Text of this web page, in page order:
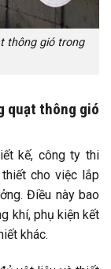
thông gió trong
quạt thông gió
kế, công ty thi
cho việc lắp
Điều này bao
khí, phụ kiện kết
khác.